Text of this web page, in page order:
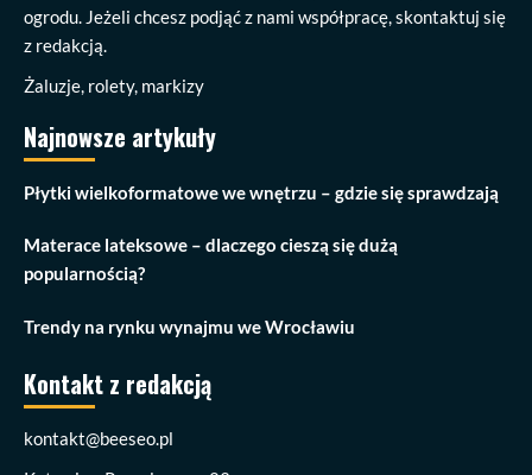
ogrodu. Jeżeli chcesz podjąć z nami współpracę, skontaktuj się
z redakcją.
Żaluzje, rolety, markizy
Najnowsze artykuły
Płytki wielkoformatowe we wnętrzu – gdzie się sprawdzają
Materace lateksowe – dlaczego cieszą się dużą
popularnością?
Trendy na rynku wynajmu we Wrocławiu
Kontakt z redakcją
kontakt@beeseo.pl